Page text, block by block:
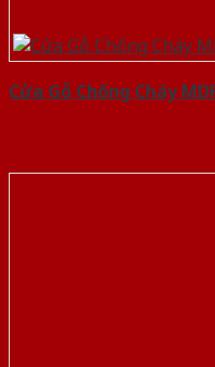
Cửa Gỗ Chống Cháy